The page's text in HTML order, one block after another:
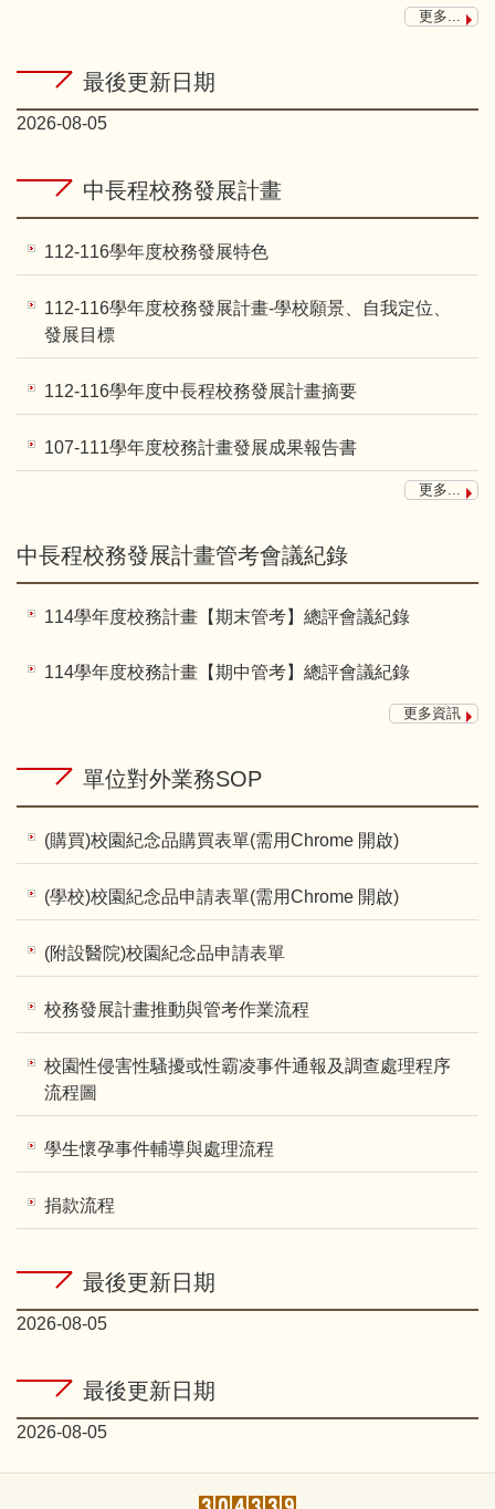
更多...
最後更新日期
2026-08-05
中長程校務發展計畫
112-116學年度校務發展特色
112-116學年度校務發展計畫-學校願景、自我定位、
發展目標
112-116學年度中長程校務發展計畫摘要
107-111學年度校務計畫發展成果報告書
更多...
中長程校務發展計畫管考會議紀錄
114學年度校務計畫【期末管考】總評會議紀錄
114學年度校務計畫【期中管考】總評會議紀錄
更多資訊
單位對外業務SOP
(購買)校園紀念品購買表單(需用Chrome 開啟)
(學校)校園紀念品申請表單(需用Chrome 開啟)
(附設醫院)校園紀念品申請表單
校務發展計畫推動與管考作業流程
校園性侵害性騷擾或性霸凌事件通報及調查處理程序
流程圖
學生懷孕事件輔導與處理流程
捐款流程
最後更新日期
2026-08-05
最後更新日期
2026-08-05